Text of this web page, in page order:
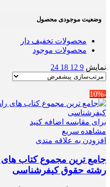
وضعیت موجودی محصول
محصولات تخفیف دار
محصولات موجود
نمایش 9
12
18
24
-10%
برای مقایسه اضافه کنید
مشاهده سریع
افزودن به علاقه مندی
جامع ترین مجموع کتاب
رشته حقوق کیفرشناسی